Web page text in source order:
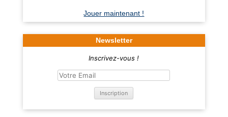
Jouer maintenant !
Newsletter
Inscrivez-vous !